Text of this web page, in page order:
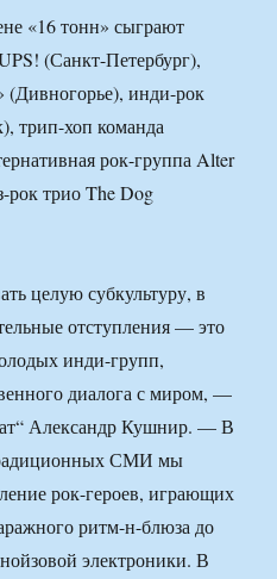
«16 тонн» сыграют
(Санкт-Петербург),
(Дивногорье), инди-рок
трип-хоп команда
рок-группа Alter
рок трио The Dog
целую субкультуру, в
отступления — это
инди-групп,
диалога с миром, —
Александр Кушнир. — В
СМИ мы
рок-героев, играющих
ритм-н-блюза до
электроники. В